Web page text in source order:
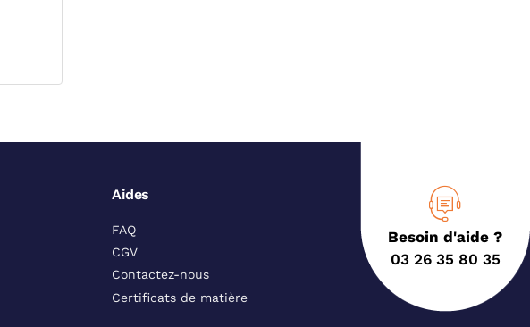
Besoin d'aide ?
03 26 35 80 35
Aides
FAQ
CGV
Contactez-nous
Certificats de matière